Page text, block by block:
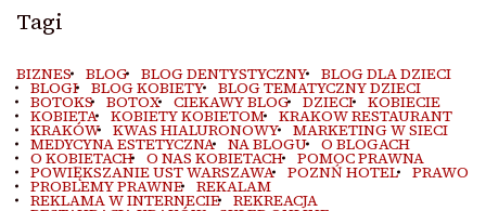
Tagi
BIZNES BLOG BLOG DENTYSTYCZNY BLOG DLA DZIECI
BLOGI BLOG KOBIETY BLOG TEMATYCZNY DZIECI
BOTOKS BOTOX CIEKAWY BLOG DZIECI KOBIECIE
KOBIETA KOBIETY KOBIETOM KRAKOW RESTAURANT
KRAKÓW KWAS HIALURONOWY MARKETING W SIECI
MEDYCYNA ESTETYCZNA NA BLOGU O BLOGACH
O KOBIETACH O NAS KOBIETACH POMOC PRAWNA
POWIĘKSZANIE UST WARSZAWA POZNŃ HOTEL PRAWO
PROBLEMY PRAWNE REKALAM
REKLAMA W INTERNECIE REKREACJA